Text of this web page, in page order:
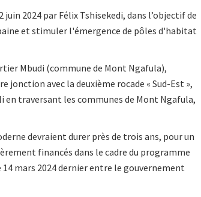
2024 par Félix Tshisekedi, dans l’objectif de
et stimuler l'émergence de pôles d'habitat
Mbudi (commune de Mont Ngafula),
jonction avec la deuxième rocade « Sud-Est »,
en traversant les communes de Mont Ngafula,
devraient durer près de trois ans, pour un
financés dans le cadre du programme
mars 2024 dernier entre le gouvernement